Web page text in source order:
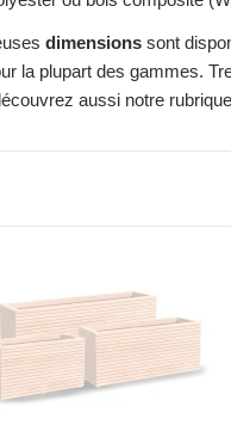
dimensions sont
la plupart des gammes.
aussi notre rubrique